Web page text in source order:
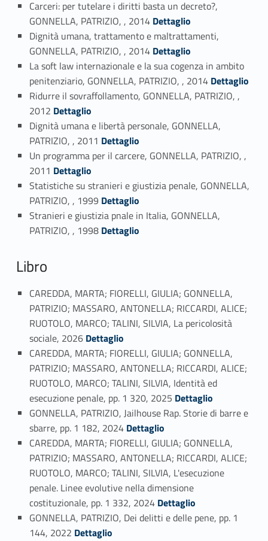
Carceri: per tutelare i diritti basta un decreto?,
GONNELLA, PATRIZIO, , 2014 Link identifier #identifier_person_174020-17
Dettaglio
Dignità umana, trattamento e maltrattamenti,
GONNELLA, PATRIZIO, , 2014 Link identifier #identifier_person_80528-18
Dettaglio
La soft law internazionale e la sua cogenza in ambito
penitenziario, GONNELLA, PATRIZIO, , 2014 Link identifier #identifier_person_134534-19
Dettaglio
Ridurre il sovraffollamento, GONNELLA, PATRIZIO, ,
2012 Link identifier #identifier_person_45801-20
Dettaglio
Dignità umana e libertà personale, GONNELLA,
PATRIZIO, , 2011 Link identifier #identifier_person_113098-21
Dettaglio
Un programma per il carcere, GONNELLA, PATRIZIO, ,
2011 Link identifier #identifier_person_84495-22
Dettaglio
Statistiche su stranieri e giustizia penale, GONNELLA,
PATRIZIO, , 1999 Link identifier #identifier_person_81445-23
Dettaglio
Stranieri e giustizia pnale in Italia, GONNELLA,
PATRIZIO, , 1998 Link identifier #identifier_person_22811-24
Dettaglio
Libro
CAREDDA, MARTA; FIORELLI, GIULIA; GONNELLA,
PATRIZIO; MASSARO, ANTONELLA; RICCARDI, ALICE;
RUOTOLO, MARCO; TALINI, SILVIA, La pericolosità
sociale, 2026 Link identifier #identifier_person_49369-25
Dettaglio
CAREDDA, MARTA; FIORELLI, GIULIA; GONNELLA,
PATRIZIO; MASSARO, ANTONELLA; RICCARDI, ALICE;
RUOTOLO, MARCO; TALINI, SILVIA, Identità ed
esecuzione penale, pp. 1 320, 2025 Link identifier #identifier_person_143065-26
Dettaglio
GONNELLA, PATRIZIO, Jailhouse Rap. Storie di barre e
sbarre, pp. 1 182, 2024 Link identifier #identifier_person_54111-27
Dettaglio
CAREDDA, MARTA; FIORELLI, GIULIA; GONNELLA,
PATRIZIO; MASSARO, ANTONELLA; RICCARDI, ALICE;
RUOTOLO, MARCO; TALINI, SILVIA, L'esecuzione
penale. Linee evolutive nella dimensione
costituzionale, pp. 1 332, 2024 Link identifier #identifier_person_22417-28
Dettaglio
GONNELLA, PATRIZIO, Dei delitti e delle pene, pp. 1
144, 2022 Link identifier #identifier_person_52334-29
Dettaglio